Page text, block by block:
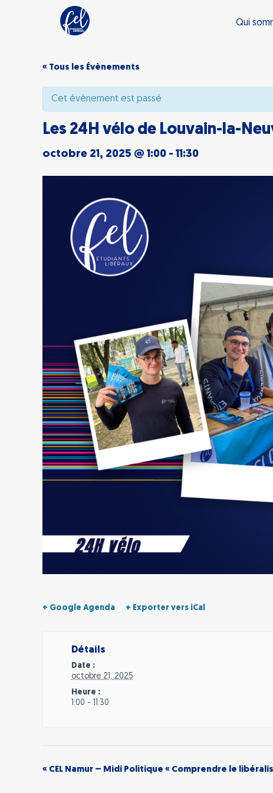
Qui
« Tous les Évènements
Cet évènement est passé
Les 24H vélo de Louvain-la-
octobre 21, 2025 @ 1:00 - 11:30
+ Google Agenda + Exporter vers iCal
Détails
Date :
octobre 21, 2025
Heure :
1:00 - 11:30
« CEL Namur – Midi Politique « Comprendre le